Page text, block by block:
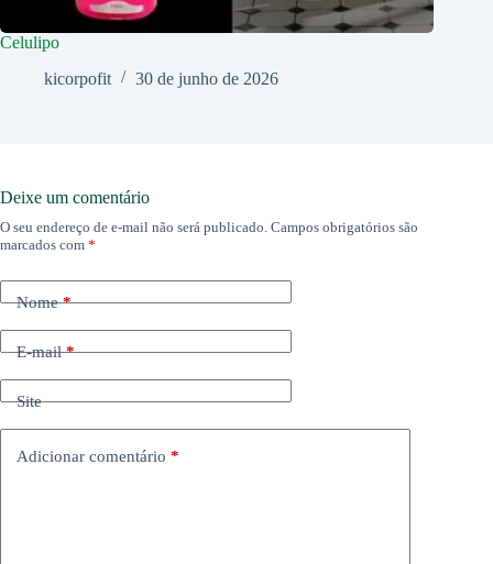
Celulipo
kicorpofit
30 de junho de 2026
Deixe um comentário
O seu endereço de e-mail não será publicado. Campos obrigatórios são
marcados com *
Nome*
E-mail*
Site
Adicionar comentário *